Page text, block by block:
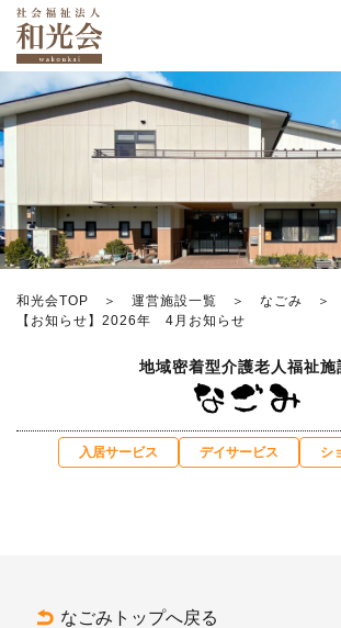
和光会TOP 運営施設一覧 なごみ
【お知らせ】2026年 4月お知らせ
地域密着型介護老人福祉施
入居サービス デイサービス シ
なごみトップへ戻る